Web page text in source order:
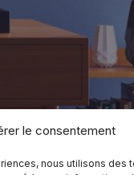
le consentement
nous utilisons des